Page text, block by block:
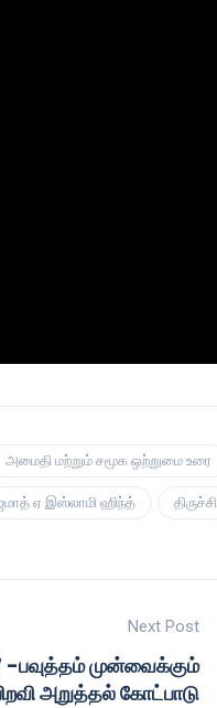
அமைதி மற்றும் சமூக ஒற்றுமை உரை
ஏ இஸ்லாமி ஹிந்த் திருச்சி
Next Post
பவுத்தம் முன்வைக்கும்
அறுத்தல் கோட்பாடு